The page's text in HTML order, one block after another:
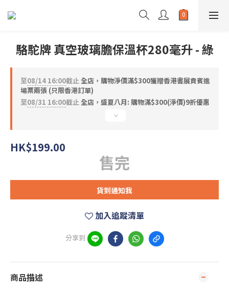
駱駝牌 真空玻璃膽保溫杯280毫升 - 綠
至08/14 16:00截止全店，購物淨價滿$300獲贈香港書展貴賓進
場票兩張 (只限香港訂單)
至08/31 16:00截止全店，盛夏八月: 購物滿$300(淨價)9折優惠
HK$199.00
售完
貨到通知我
加入追蹤清單
分享到
商品描述